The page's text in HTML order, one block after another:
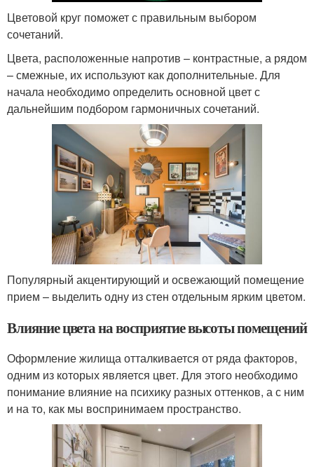
Цветовой круг поможет с правильным выбором
сочетаний.
Цвета, расположенные напротив – контрастные, а рядом
– смежные, их используют как дополнительные. Для
начала необходимо определить основной цвет с
дальнейшим подбором гармоничных сочетаний.
Популярный акцентирующий и освежающий помещение
прием – выделить одну из стен отдельным ярким цветом.
Влияние цвета на восприятие высоты помещений
Оформление жилища отталкивается от ряда факторов,
одним из которых является цвет. Для этого необходимо
понимание влияние на психику разных оттенков, а с ним
и на то, как мы воспринимаем пространство.